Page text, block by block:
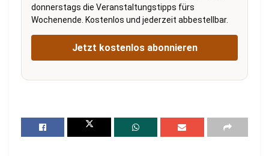
donnerstags die Veranstaltungstipps fürs
Wochenende. Kostenlos und jederzeit abbestellbar.
Jetzt kostenlos abonnieren